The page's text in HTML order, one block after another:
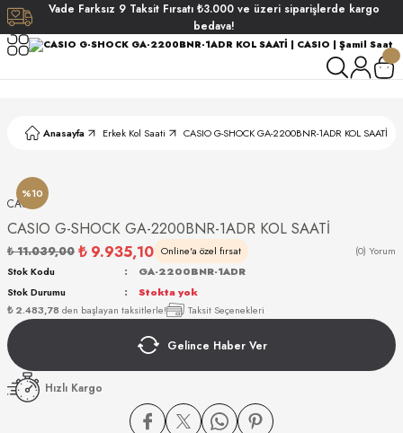
Vade Farksız 9 Taksit Fırsatı ₺3.000 ve üzeri siparişlerde kargo
bedava!
Anasayfa Erkek Kol Saati CASIO G-SHOCK GA-2200BNR-1ADR KOL SAATİ
%10
CASIO
CASIO G-SHOCK GA-2200BNR-1ADR KOL SAATİ
₺ 11.039,00 ₺ 9.935,10 Online'a özel fırsat (0) Yorum
₺ 2.483,78 den başlayan taksitlerle! Taksit Seçenekleri
Stok Kodu
GA-2200BNR-1ADR
Stok Durumu
Stokta yok
Gelince Haber Ver
Hızlı Kargo